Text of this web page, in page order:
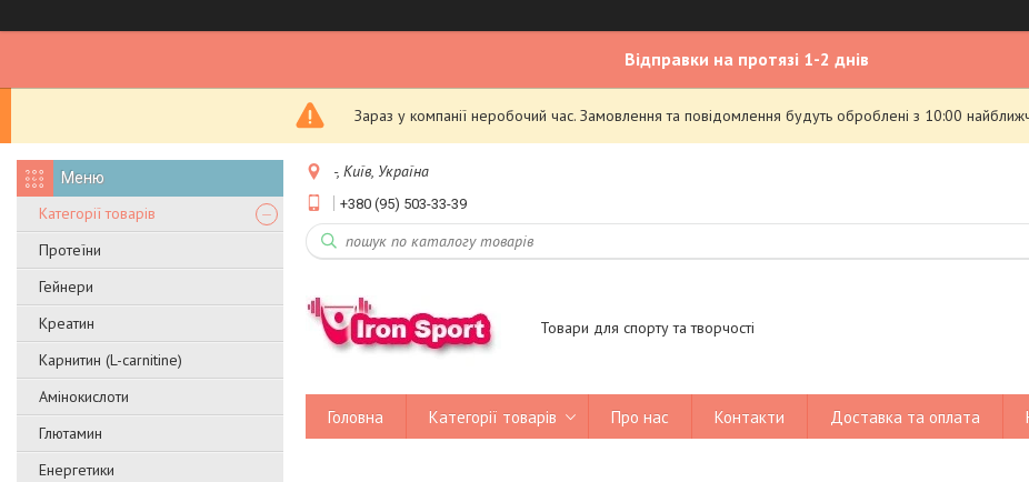
Відправки на протязі 1-2 днів
Зараз у компанії неробочий час. Замовлення та повідомлення будуть оброблені з 10:00
Категорії товарів
Протеїни
Гейнери
Креатин
Карнитин (L-carnitine)
Амінокислоти
Глютамин
Енергетики
-, Київ, Україна
+380 (95) 503-33-39
Товари для спорту та творчості
Головна Категорії товарів Про нас Контакти Доставка та оплата